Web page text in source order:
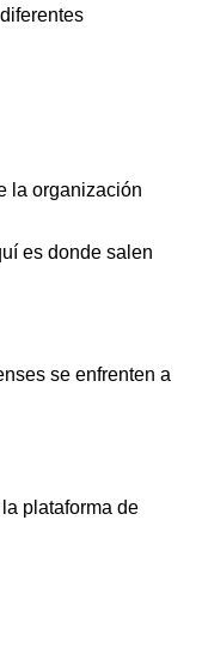
la organización
es donde salen
se enfrenten a
plataforma de